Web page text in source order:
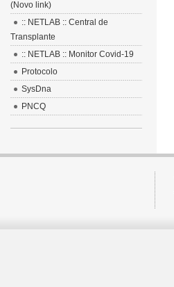
(Novo link)
:: NETLAB :: Central de
Transplante
:: NETLAB :: Monitor Covid-19
Protocolo
SysDna
PNCQ